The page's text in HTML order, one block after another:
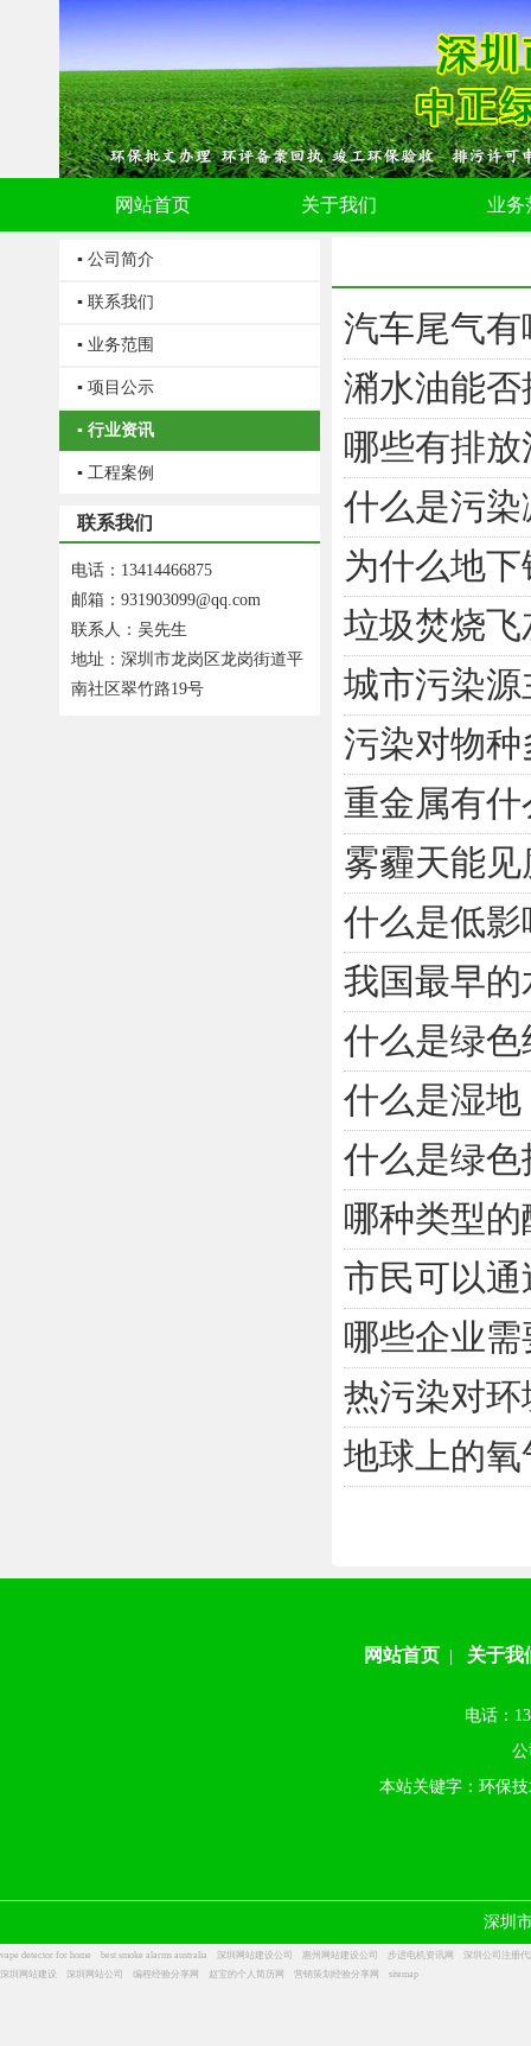
网站首页 关于我们 业务
▪ 公司简介
▪ 联系我们
▪ 业务范围
▪ 项目公示
▪ 行业资讯
▪ 工程案例
联系我们
电话：13414466875
邮箱：931903099@qq.com
联系人：吴先生
地址：深圳市龙岗区龙岗街道平
南社区翠竹路19号
汽车尾气
潲水油能
哪些有排
什么是污
为什么地
垃圾焚烧
城市污染
污染对物
重金属有
雾霾天能
什么是低
我国最早的
什么是绿
什么是湿地
什么是绿
哪种类型
市民可以
哪些企业
热污染对
地球上的
网站首页 关于我
电话：
本站关键字：环保
深圳
vape detector for home best smoke alarms australia 深圳网站建设公司 惠州网站建设公司 步进电机资讯网
深圳公司注册
深圳网站建设
深圳网站公司 编程经验分享网 赵宝的个人简历网 营销策划经验分享网 sitemap